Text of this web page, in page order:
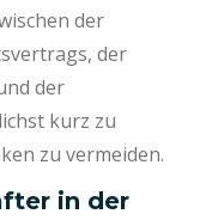
der
der
der
kurz zu
zu vermeiden.
in der